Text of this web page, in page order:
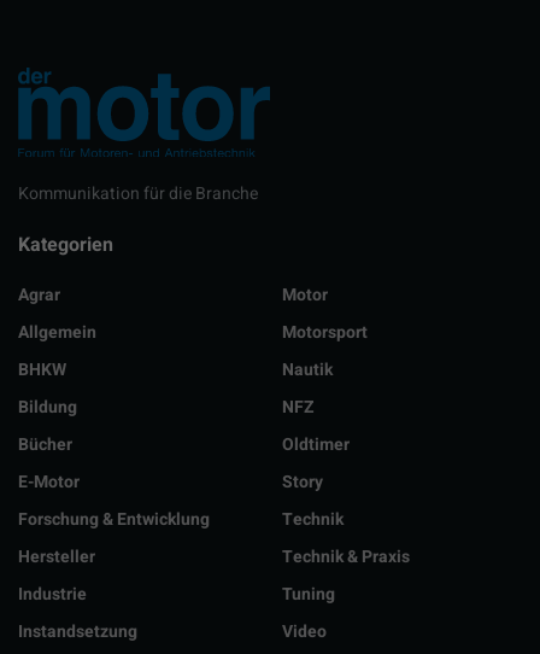
Kommunikation für die Branche
Kategorien
Agrar
Allgemein
BHKW
Bildung
Bücher
E-Motor
Forschung & Entwicklung
Hersteller
Industrie
Instandsetzung
Motor
Motorsport
Nautik
NFZ
Oldtimer
Story
Technik
Technik & Praxis
Tuning
Video